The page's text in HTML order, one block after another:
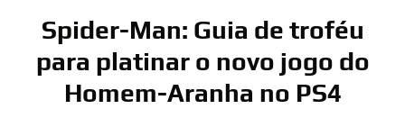
Spider-Man: Guia de troféu
para platinar o novo jogo do
Homem-Aranha no PS4